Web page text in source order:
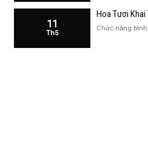
11
Th5
Hoa Tươi Khai
Chức năng